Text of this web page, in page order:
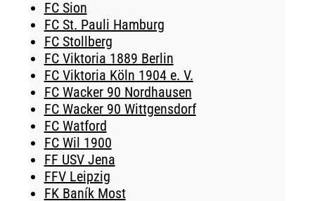
FC Sion
FC St. Pauli Hamburg
FC Stollberg
FC Viktoria 1889 Berlin
FC Viktoria Köln 1904 e. V.
FC Wacker 90 Nordhausen
FC Wacker 90 Wittgensdorf
FC Watford
FC Wil 1900
FF USV Jena
FFV Leipzig
FK Baník Most